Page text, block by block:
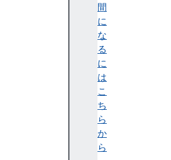
間
に
な
る
に
は
こ
ち
ら
か
ら